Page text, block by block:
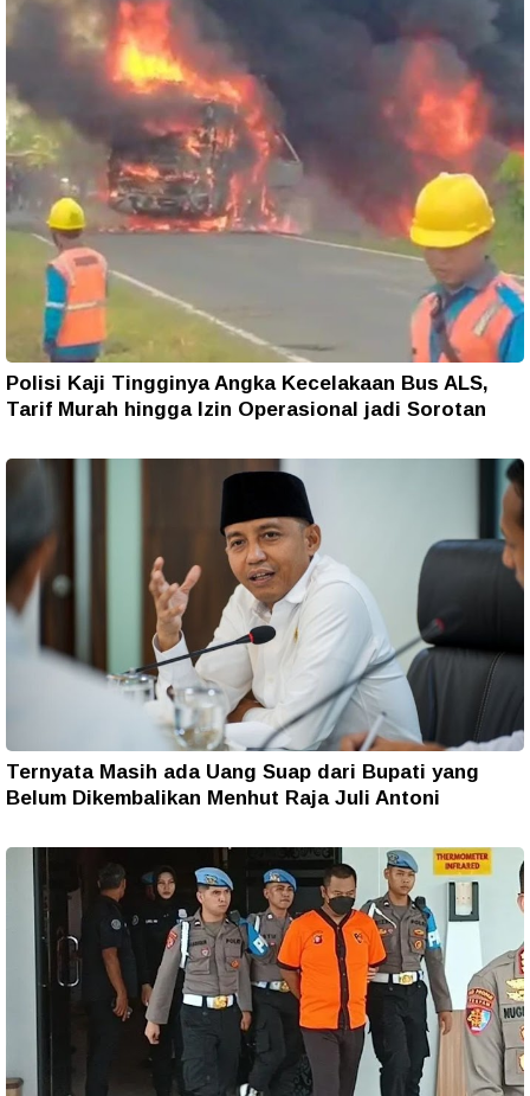
Polisi Kaji Tingginya Angka Kecelakaan Bus ALS,
Tarif Murah hingga Izin Operasional jadi Sorotan
Ternyata Masih ada Uang Suap dari Bupati yang
Belum Dikembalikan Menhut Raja Juli Antoni